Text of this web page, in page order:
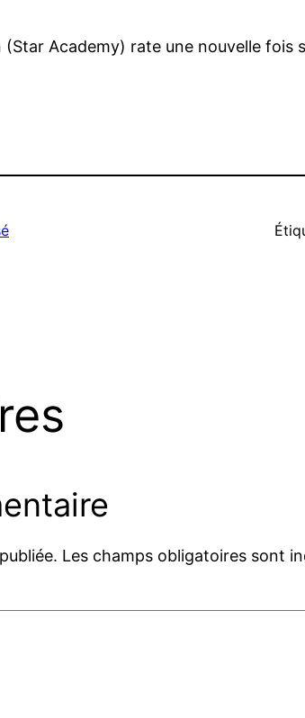
(Star Academy) rate une nouvelle
Les champs obligatoires sont